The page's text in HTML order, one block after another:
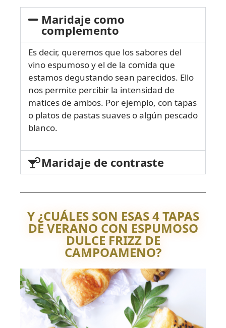
Maridaje como
complemento
Es decir, queremos que los sabores del
vino espumoso y el de la comida que
estamos degustando sean parecidos. Ello
nos permite percibir la intensidad de
matices de ambos. Por ejemplo, con tapas
o platos de pastas suaves o algún pescado
blanco.
Maridaje de contraste
Y ¿CUÁLES SON ESAS 4 TAPAS
DE VERANO CON ESPUMOSO
DULCE FRIZZ DE
CAMPOAMENO?